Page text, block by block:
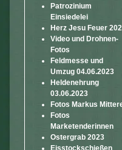
Patrozinium
Einsiedelei
Herz Jesu Feuer
Video und Drohnen-
Fotos
Feldmesse und
Umzug 04.06.2023
Heldenehrung
03.06.2023
Fotos Markus
Fotos
Marketenderinnen
Ostergrab 2023
Eisstockschießen